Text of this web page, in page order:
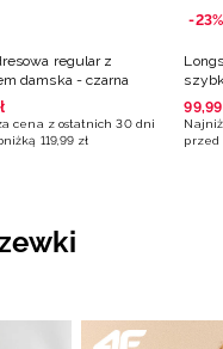
regular z
damska - czarna
cena z ostatnich 30 dni
119,99 zł
-23%
99,99
przed